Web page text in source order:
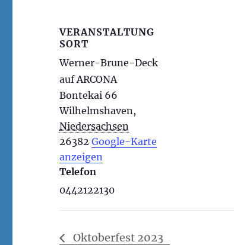
VERANSTALTUNG
SORT
Werner-Brune-Deck
auf ARCONA
Bontekai 66
Wilhelmshaven,
Niedersachsen
26382 Google-Karte
anzeigen
Telefon
0442122130
Oktoberfest 2023